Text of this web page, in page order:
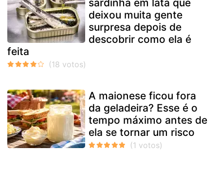
sardinha em lata que
deixou muita gente
surpresa depois de
descobrir como ela é
feita
A maionese ficou fora
da geladeira? Esse é o
tempo máximo antes de
ela se tornar um risco